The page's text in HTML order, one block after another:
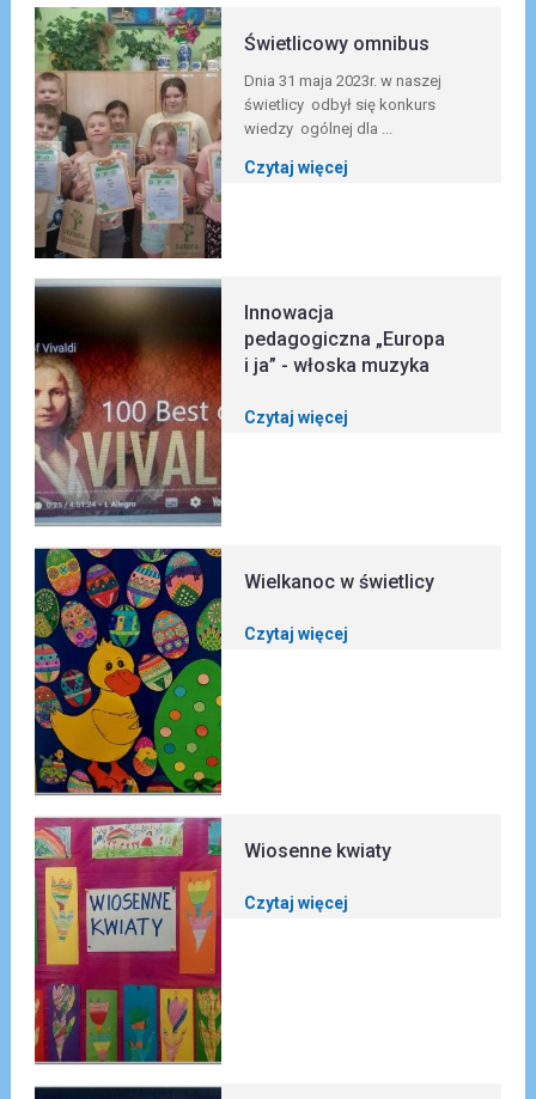
Świetlicowy omnibus
Dnia 31 maja 2023r. w naszej
świetlicy odbył się konkurs
wiedzy ogólnej dla ...
Czytaj więcej
Innowacja
pedagogiczna „Europa
i ja” - włoska muzyka
Czytaj więcej
Wielkanoc w świetlicy
Czytaj więcej
Wiosenne kwiaty
Czytaj więcej